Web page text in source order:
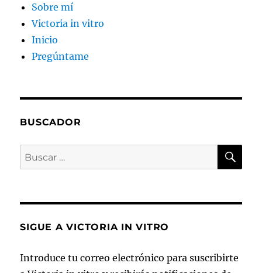
Sobre mí
Victoria in vitro
Inicio
Pregúntame
BUSCADOR
Buscar
por:
SIGUE A VICTORIA IN VITRO
Introduce tu correo electrónico para suscribirte